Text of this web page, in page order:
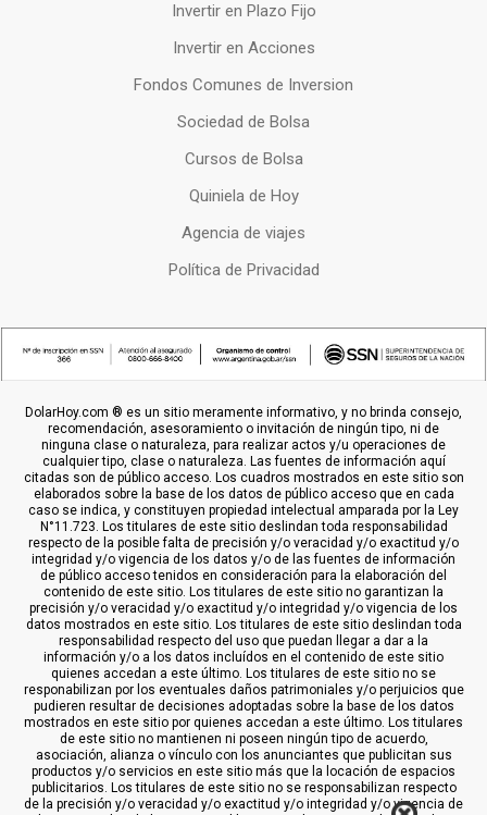
Invertir en Plazo Fijo
Invertir en Acciones
Fondos Comunes de Inversion
Sociedad de Bolsa
Cursos de Bolsa
Quiniela de Hoy
Agencia de viajes
Política de Privacidad
DolarHoy.com ® es un sitio meramente informativo, y no brinda consejo,
recomendación, asesoramiento o invitación de ningún tipo, ni de
ninguna clase o naturaleza, para realizar actos y/u operaciones de
cualquier tipo, clase o naturaleza. Las fuentes de información aquí
citadas son de público acceso. Los cuadros mostrados en este sitio son
elaborados sobre la base de los datos de público acceso que en cada
caso se indica, y constituyen propiedad intelectual amparada por la Ley
N°11.723. Los titulares de este sitio deslindan toda responsabilidad
respecto de la posible falta de precisión y/o veracidad y/o exactitud y/o
integridad y/o vigencia de los datos y/o de las fuentes de información
de público acceso tenidos en consideración para la elaboración del
contenido de este sitio. Los titulares de este sitio no garantizan la
precisión y/o veracidad y/o exactitud y/o integridad y/o vigencia de los
datos mostrados en este sitio. Los titulares de este sitio deslindan toda
responsabilidad respecto del uso que puedan llegar a dar a la
información y/o a los datos incluídos en el contenido de este sitio
quienes accedan a este último. Los titulares de este sitio no se
responabilizan por los eventuales daños patrimoniales y/o perjuicios que
pudieren resultar de decisiones adoptadas sobre la base de los datos
mostrados en este sitio por quienes accedan a este último. Los titulares
de este sitio no mantienen ni poseen ningún tipo de acuerdo,
asociación, alianza o vínculo con los anunciantes que publicitan sus
productos y/o servicios en este sitio más que la locación de espacios
publicitarios. Los titulares de este sitio no se responsabilizan respecto
de la precisión y/o veracidad y/o exactitud y/o integridad y/o vigencia de